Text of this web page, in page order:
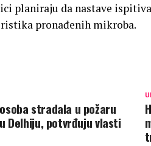
planiraju da nastave
pronađenih mikroba.
stradala u požaru
Delhiju, potvrđuju vlasti